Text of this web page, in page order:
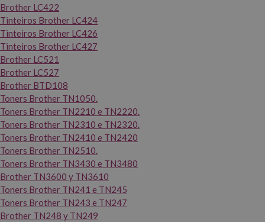
Brother LC422
Tinteiros Brother LC424
Tinteiros Brother LC426
Tinteiros Brother LC427
Brother LC521
Brother LC527
Brother BTD108
Toners Brother TN1050.
Toners Brother TN2210 e TN2220.
Toners Brother TN2310 e TN2320.
Toners Brother TN2410 e TN2420
Toners Brother TN2510.
Toners Brother TN3430 e TN3480
Brother TN3600 y TN3610
Toners Brother TN241 e TN245
Toners Brother TN243 e TN247
Brother TN248 y TN249